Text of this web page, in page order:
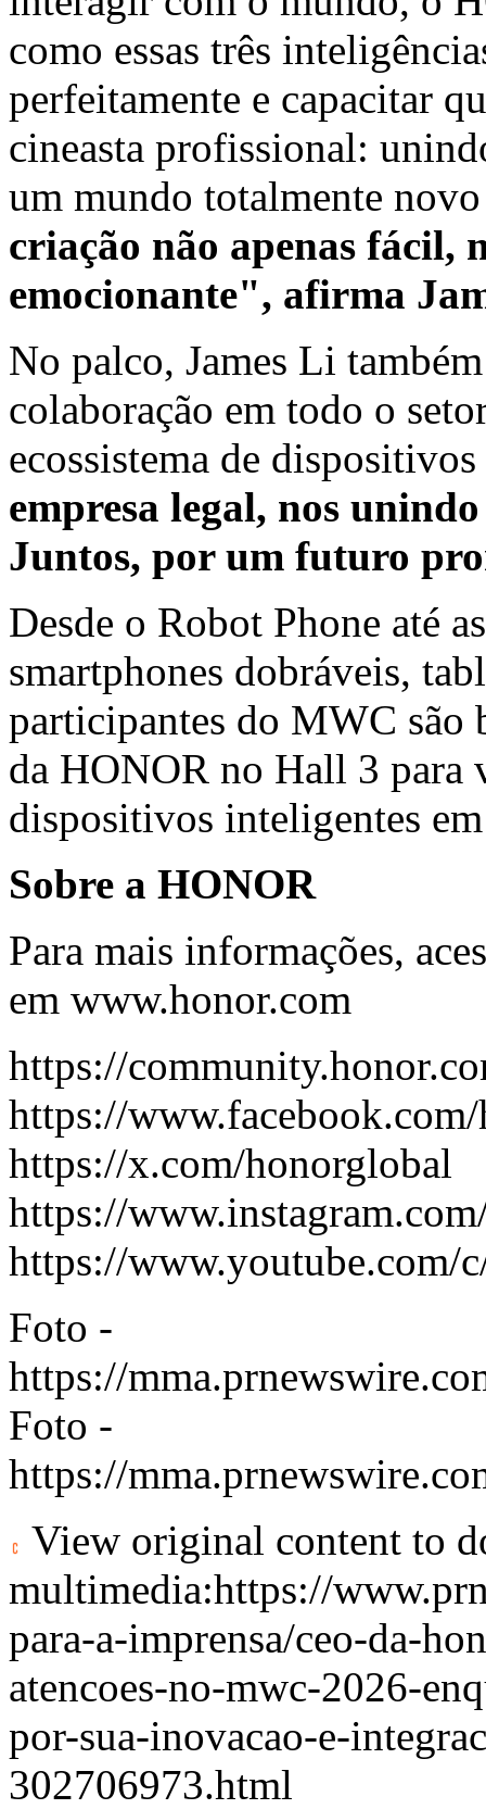
como essas três
perfeitamente e capacitar
cineasta profissional:
um mundo totalmente
criação não apenas fácil,
emocionante", afirma
No palco, James Li
colaboração em todo o
ecossistema de
empresa legal, nos
Juntos, por um futuro
Desde o Robot Phone até
smartphones dobráveis,
participantes do MWC são
da HONOR no Hall 3 para
dispositivos inteligentes
Sobre a HONOR
Para mais informações,
em www.honor.com
https://
https://
https://x.com/honorglobal
https://
https://www.youtube.com/
Foto -
https://
Foto -
https://
View original content to
multimedia:https://
para-a-imprensa/ceo-da-
atencoes-no-mwc-2026-
por-sua-inovacao-e-
302706973.html